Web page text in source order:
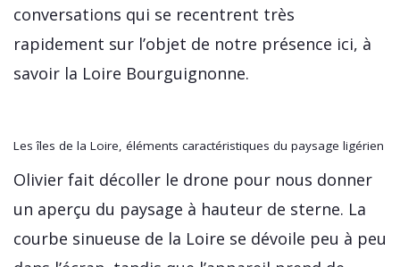
conversations qui se recentrent très
rapidement sur l’objet de notre présence ici, à
savoir la Loire Bourguignonne.
Les îles de la Loire, éléments caractéristiques du paysage ligérien
Olivier fait décoller le drone pour nous donner
un aperçu du paysage à hauteur de sterne. La
courbe sinueuse de la Loire se dévoile peu à peu